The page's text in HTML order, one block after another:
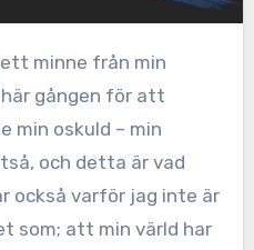
gången för att
min oskuld – min
och detta är vad
också varför jag inte är
som; att min värld har